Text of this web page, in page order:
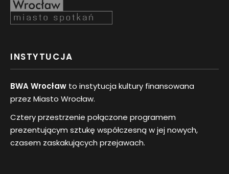
INSTYTUCJA
BWA Wrocław to instytucja kultury finansowana
przez Miasto Wrocław.
Cztery przestrzenie połączone programem
prezentującym sztukę współczesną w jej nowych,
czasem zaskakujących przejawach.